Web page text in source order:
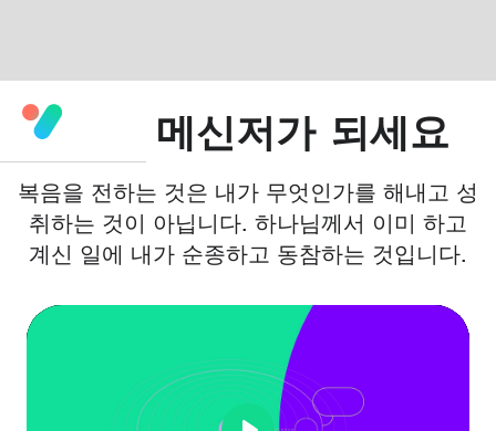
순종: 메신저가 되세요
복음을 전하는 것은 내가 무엇인가를 해내고 성
취하는 것이 아닙니다. 하나님께서 이미 하고
계신 일에 내가 순종하고 동참하는 것입니다.